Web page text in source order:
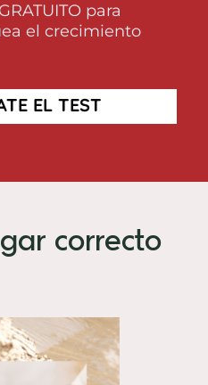
para
el crecimiento
EL TEST
correcto